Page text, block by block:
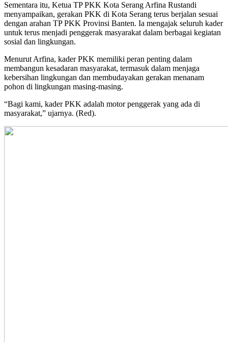
Sementara itu, Ketua TP PKK Kota Serang Arfina Rustandi
menyampaikan, gerakan PKK di Kota Serang terus berjalan sesuai
dengan arahan TP PKK Provinsi Banten. Ia mengajak seluruh kader
untuk terus menjadi penggerak masyarakat dalam berbagai kegiatan
sosial dan lingkungan.
Menurut Arfina, kader PKK memiliki peran penting dalam
membangun kesadaran masyarakat, termasuk dalam menjaga
kebersihan lingkungan dan membudayakan gerakan menanam
pohon di lingkungan masing-masing.
“Bagi kami, kader PKK adalah motor penggerak yang ada di
masyarakat,” ujarnya. (Red).